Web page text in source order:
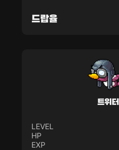
드랍율
트위터
LEVEL
HP
EXP